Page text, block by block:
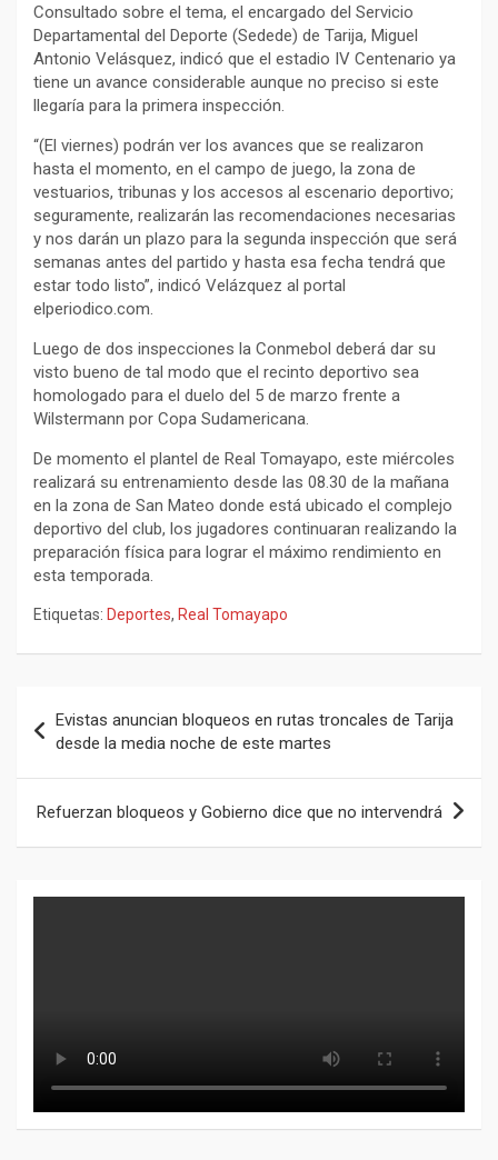
Consultado sobre el tema, el encargado del Servicio
Departamental del Deporte (Sedede) de Tarija, Miguel
Antonio Velásquez, indicó que el estadio IV Centenario ya
tiene un avance considerable aunque no preciso si este
llegaría para la primera inspección.
“(El viernes) podrán ver los avances que se realizaron
hasta el momento, en el campo de juego, la zona de
vestuarios, tribunas y los accesos al escenario deportivo;
seguramente, realizarán las recomendaciones necesarias
y nos darán un plazo para la segunda inspección que será
semanas antes del partido y hasta esa fecha tendrá que
estar todo listo”, indicó Velázquez al portal
elperiodico.com.
Luego de dos inspecciones la Conmebol deberá dar su
visto bueno de tal modo que el recinto deportivo sea
homologado para el duelo del 5 de marzo frente a
Wilstermann por Copa Sudamericana.
De momento el plantel de Real Tomayapo, este miércoles
realizará su entrenamiento desde las 08.30 de la mañana
en la zona de San Mateo donde está ubicado el complejo
deportivo del club, los jugadores continuaran realizando la
preparación física para lograr el máximo rendimiento en
esta temporada.
Etiquetas: Deportes, Real Tomayapo
de
entradas
Evistas anuncian bloqueos en rutas troncales de Tarija
desde la media noche de este martes
Refuerzan bloqueos y Gobierno dice que no intervendrá